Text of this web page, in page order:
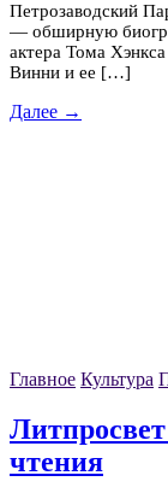
Петрозаводский
— обширную
актера Тома
Винни и ее […]
Далее →
Главное Культура
чтения